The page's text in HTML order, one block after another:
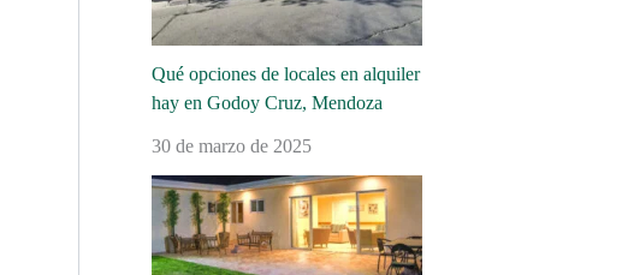
Qué opciones de locales en alquiler
hay en Godoy Cruz, Mendoza
30 de marzo de 2025